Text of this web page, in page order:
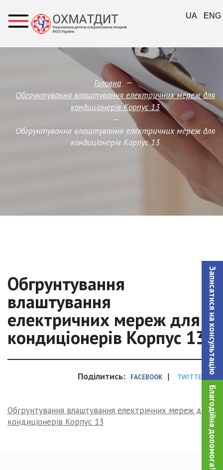
Записатися на консультацiю
Благодійна допомога!
Головна —
Обгрунтування влаштування електричних мереж для
кондиціонерів Корпус 13
—
Обгрунтування влаштування електричних мереж для
кондиціонерів Корпус 13
Обгрунтування
влаштування
електричних мереж для
кондиціонерів Корпус 13
Поділитись: FACEBOOK | TWITTER
Обгрунтування влаштування електричних мереж для
кондиціонерів Корпус 13
UA ENG